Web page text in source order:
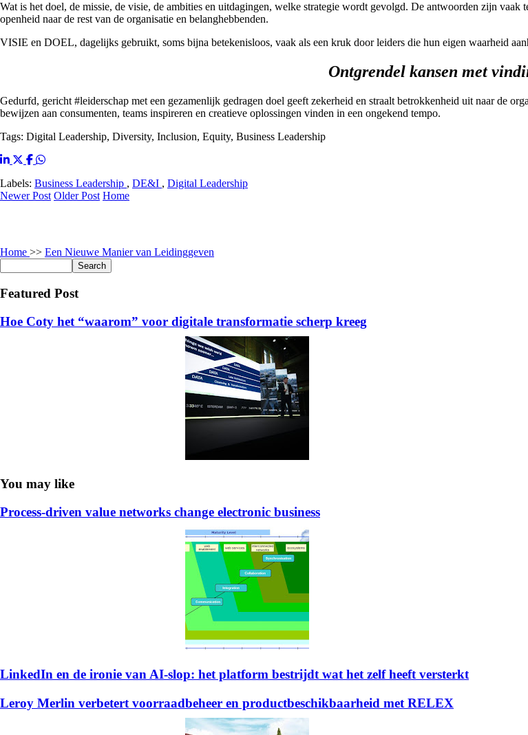
Wat is het doel, de missie, de visie, de ambities en uitdagingen, welke strategie wordt gevolgd. De antwoorden zijn vaak
openheid naar de rest van de organisatie en belanghebbenden.
VISIE en DOEL, dagelijks gebruikt, soms bijna betekenisloos, vaak als een kruk door leiders die hun eigen waarheid
Ontgrendel kansen met
Gedurfd, gericht #leiderschap met een gezamenlijk gedragen doel geeft zekerheid en straalt betrokkenheid uit naar de
bewijzen aan consumenten, teams inspireren en creatieve oplossingen vinden in een ongekend tempo.
Tags: Digital Leadership, Diversity, Inclusion, Equity, Business Leadership
Labels: Business Leadership , DE&I , Digital Leadership
Newer Post Older Post Home
Home >> Een Nieuwe Manier van Leidinggeven
Featured Post
Hoe Coty het “waarom” voor digitale transformatie scherp kreeg
You may like
Process-driven value networks change electronic business
LinkedIn en de ironie van AI-slop: het platform bestrijdt wat het zelf heeft versterkt
Leroy Merlin verbetert voorraadbeheer en productbeschikbaarheid met RELEX